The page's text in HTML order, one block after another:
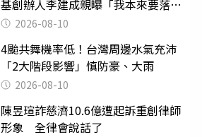
基創辦人李建成親曝「我本來要落
跑」2026-08-10
4颱共舞機率低！台灣周邊水氣充沛
「2大階段影響」慎防豪、大雨
2026-08-10
陳昱瑄詐慈濟10.6億遭起訴重創律師
形象 全律會說話了